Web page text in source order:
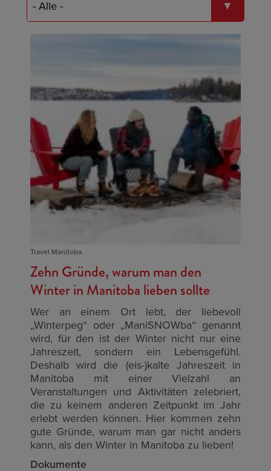
Travel Manitoba
Zehn Gründe, warum man den
Winter in Manitoba lieben sollte
Wer an einem Ort lebt, der liebevoll
„Winterpeg“ oder „ManiSNOWba“ genannt
wird, für den ist der Winter nicht nur eine
Jahreszeit, sondern ein Lebensgefühl.
Deshalb wird die (eis-)kalte Jahreszeit in
Manitoba mit einer Vielzahl an
Veranstaltungen und Aktivitäten zelebriert,
die zu keinem anderen Zeitpunkt im Jahr
erlebt werden können. Hier kommen zehn
gute Gründe, warum man gar nicht anders
kann, als den Winter in Manitoba zu lieben!
Dokumente